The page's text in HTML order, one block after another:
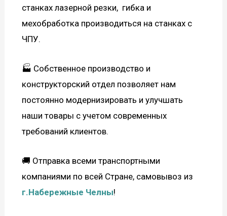
станках лазерной резки, гибка и
мехобработка производиться на станках с
ЧПУ.
🏭 Собственное производство и
конструкторский отдел позволяет нам
постоянно модернизировать и улучшать
наши товары с учетом современных
требований клиентов.
🚚 Отправка всеми транспортными
компаниями по всей Стране, самовывоз из
г.Набережные Челны!